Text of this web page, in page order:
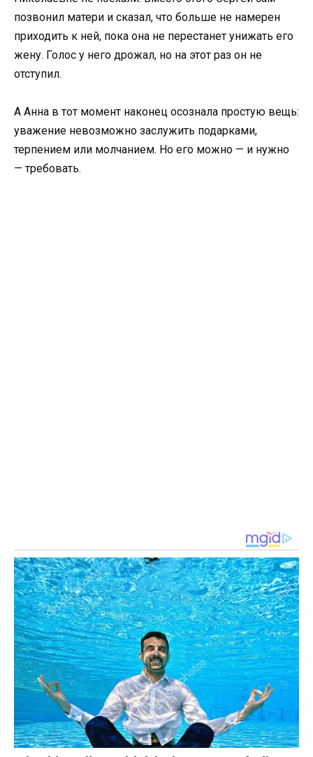
позвонил матери и сказал, что больше не намерен
приходить к ней, пока она не перестанет унижать его
жену. Голос у него дрожал, но на этот раз он не
отступил.
А Анна в тот момент наконец осознала простую вещь:
уважение невозможно заслужить подарками,
терпением или молчанием. Но его можно — и нужно
— требовать.